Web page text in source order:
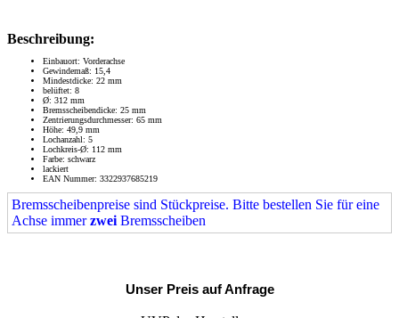
Beschreibung:
Einbauort: Vorderachse
Gewindemaß: 15,4
Mindestdicke: 22 mm
belüftet: 8
Ø: 312 mm
Bremsscheibendicke: 25 mm
Zentrierungsdurchmesser: 65 mm
Höhe: 49,9 mm
Lochanzahl: 5
Lochkreis-Ø: 112 mm
Farbe: schwarz
lackiert
EAN Nummer: 3322937685219
Bremsscheibenpreise sind Stückpreise. Bitte bestellen Sie für eine
Achse immerzwei Bremsscheiben
Unser Preis auf Anfrage